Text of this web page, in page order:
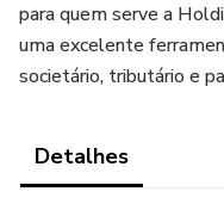
para quem serve a
uma excelente
societário, tributário e
Detalhes